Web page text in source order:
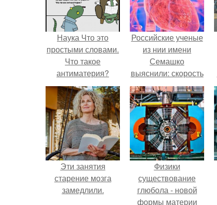
Наука Что это
простыми словами.
Что такое
антиматерия?
Российские ученые
из нии имени
Семашко
выяснили: скорость
старения напрямую
зависит от
состояния сосудов
и работы сердца.
Эти занятия
старение мозга
замедлили.
Физики
существование
глюбола - новой
формы материи